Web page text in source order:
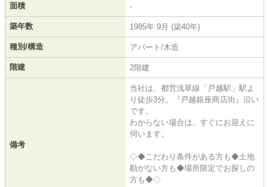
面積 -
築年数 1985年 9月 (築40年)
種別/構造 アパート/木造
階建 2階建
備考
当社は、都営浅草線「戸越駅」駅よ
り徒歩3分。『戸越銀座商店街』沿い
です。
わからない場合は、すぐにお迎えに
伺います。
◇◆こだわり条件がある方も◆土地
勘がない方も◆場所限定でお探しの
方も◆◇